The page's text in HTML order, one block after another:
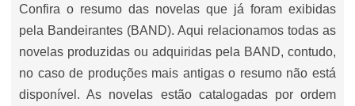
Confira o resumo das novelas que já foram exibidas
pela Bandeirantes (BAND). Aqui relacionamos todas as
novelas produzidas ou adquiridas pela BAND, contudo,
no caso de produções mais antigas o resumo não está
disponível. As novelas estão catalogadas por ordem